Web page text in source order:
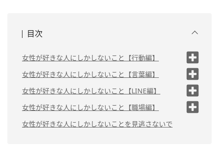
目次
女性が好きな人にしかしないこと【行動編】
（1）笑顔を多く見せる
（2）目で追うようになる
（3）視界に入ろうとする
（4）スキンシップ＆ボディタッチ
多め
女性が好きな人にしかしないこと【言葉編】
（1）恋愛トークに持ち込む
（2）デートに誘ってもらいやすい流れを
つくる
（3）「楽しい」「うれしい」と素直に伝
女性が好きな人にしかしないこと【LINE編】
（1）返信＆既読がつくのが早くなる
（2）日常のちょっとしたことを連絡
する
女性が好きな人にしかしないこと【職場編】
（1）わざと相手の近くを通
る
女性が好きな人にしかしないことを見逃さないで